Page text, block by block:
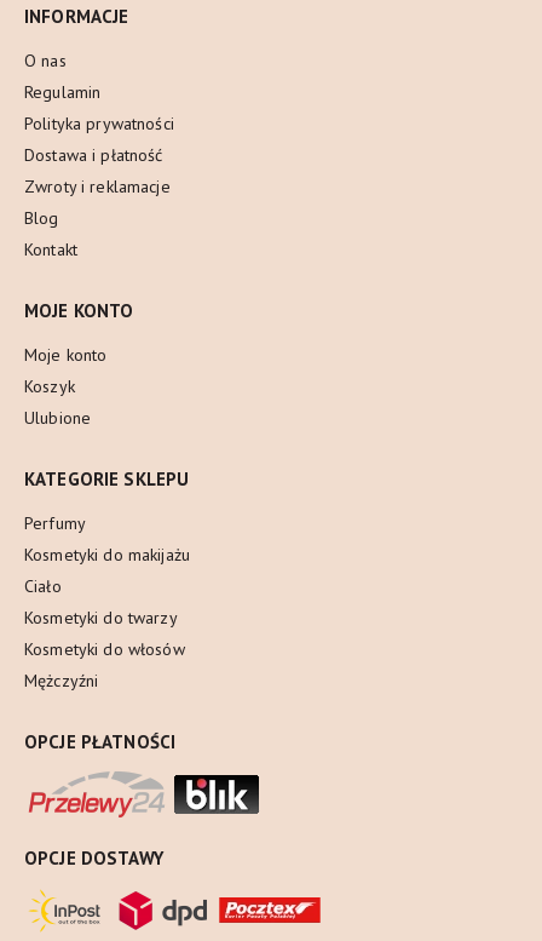
INFORMACJE
O nas
Regulamin
Polityka prywatności
Dostawa i płatność
Zwroty i reklamacje
Blog
Kontakt
MOJE KONTO
Moje konto
Koszyk
Ulubione
KATEGORIE SKLEPU
Perfumy
Kosmetyki do makijażu
Ciało
Kosmetyki do twarzy
Kosmetyki do włosów
Mężczyźni
OPCJE PŁATNOŚCI
OPCJE DOSTAWY